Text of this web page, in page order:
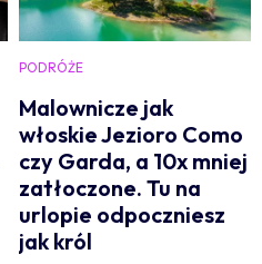
PODRÓŻE
Malownicze jak
włoskie Jezioro Como
czy Garda, a 10x mniej
zatłoczone. Tu na
urlopie odpoczniesz
jak król